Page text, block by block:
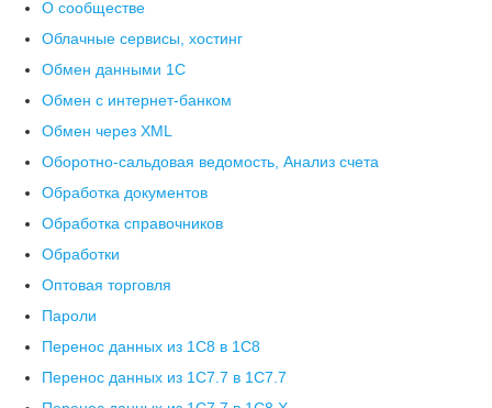
О сообществе
Облачные сервисы, хостинг
Обмен данными 1С
Обмен с интернет-банком
Обмен через XML
Оборотно-сальдовая ведомость, Анализ счета
Обработка документов
Обработка справочников
Обработки
Оптовая торговля
Пароли
Перенос данных из 1C8 в 1C8
Перенос данных из 1С7.7 в 1C7.7